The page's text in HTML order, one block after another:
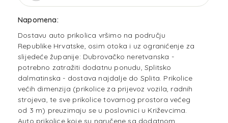
Napomena:
Dostavu auto prikolica vršimo na području
Republike Hrvatske, osim otoka i uz ogranićenje za
slijedeće županije: Dubrovačko neretvanska -
potrebno zatražiti dodatnu ponudu, Splitsko
dalmatinska - dostava najdalje do Splita. Prikolice
većih dimenzija (prikolice za prijevoz vozila, radnih
strojeva, te sve prikolice tovarnog prostora većeg
od 3 m) preuzimaju se u poslovnici u Križevcima.
Auto prikolice koje su naručene sa dodatnom